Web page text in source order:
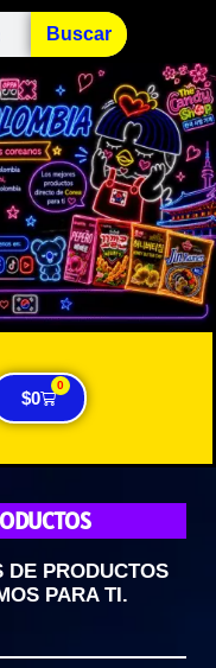
Buscar
$0
0
DE PRODUCTOS
PARA TI.